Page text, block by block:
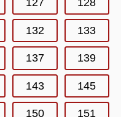
127 128
132 133
137 139
143 145
150 151